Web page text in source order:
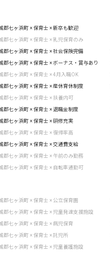
郡七ヶ浜町 × 保育士 × 新卒も歓迎
郡七ヶ浜町 × 保育士 × 乳児保育のみ
郡七ヶ浜町 × 保育士 × 社会保険完備
郡七ヶ浜町 × 保育士 × ボーナス・賞与あり
郡七ヶ浜町 × 保育士 × 4月入職OK
郡七ヶ浜町 × 保育士 × 産休育休制度
郡七ヶ浜町 × 保育士 × 扶養内可
郡七ヶ浜町 × 保育士 × 退職金制度
郡七ヶ浜町 × 保育士 × 研修充実
郡七ヶ浜町 × 保育士 × 復帰率高
郡七ヶ浜町 × 保育士 × 交通費支給
郡七ヶ浜町 × 保育士 × 午前のみ勤務
郡七ヶ浜町 × 保育士 × 自転車通勤可
郡七ヶ浜町 × 保育士 × 公立保育園
郡七ヶ浜町 × 保育士 × 児童発達支援施設
郡七ヶ浜町 × 保育士 × 病児保育
郡七ヶ浜町 × 保育士 × 託児所
郡七ヶ浜町 × 保育士 × 児童養護施設